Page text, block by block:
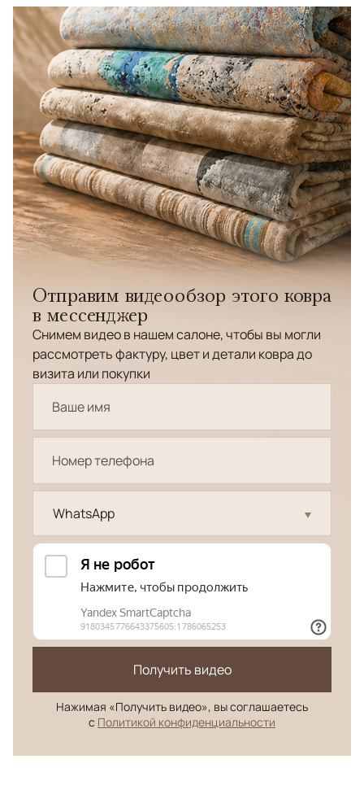
Отправим видеообзор этого ковра
в мессенджер
Снимем видео в нашем салоне, чтобы вы могли
рассмотреть фактуру, цвет и детали ковра до
визита или покупки
WhatsApp
Получить видео
Нажимая «Получить видео», вы соглашаетесь
с Политикой конфиденциальности